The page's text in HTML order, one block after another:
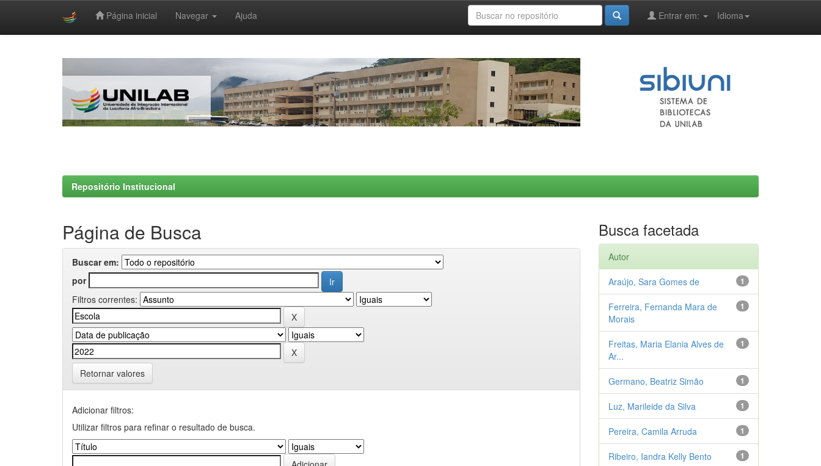
Página inicial Navegar Ajuda Idioma
Entrar em:
Repositório Institucional
Página de Busca
Buscar em:
por
Filtros correntes:
Retornar valores
Adicionar filtros:
Utilizar filtros para refinar o resultado de busca.
Busca facetada
Autor
1
Araújo, Sara Gomes de
1
Ferreira, Fernanda Mara de
Morais
1
Freitas, Maria Elania Alves de
Ar...
1
Germano, Beatriz Simão
1
Luz, Marileide da Silva
1
Pereira, Camila Arruda
1
Ribeiro, Iandra Kelly Bento